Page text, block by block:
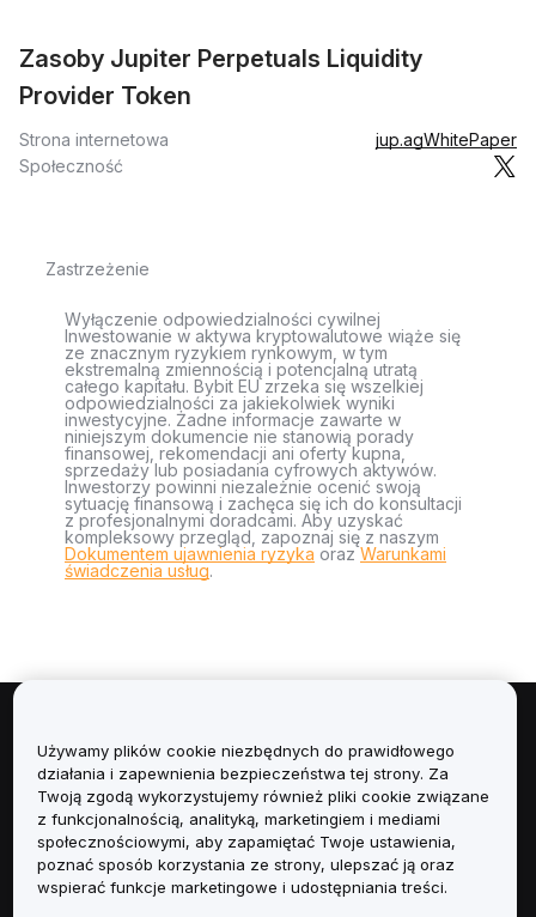
Zasoby Jupiter Perpetuals Liquidity
Provider Token
Strona internetowa jup.agWhitePaper
Społeczność
Zastrzeżenie
Wyłączenie odpowiedzialności cywilnej
Inwestowanie w aktywa kryptowalutowe wiąże się
ze znacznym ryzykiem rynkowym, w tym
ekstremalną zmiennością i potencjalną utratą
całego kapitału. Bybit EU zrzeka się wszelkiej
odpowiedzialności za jakiekolwiek wyniki
inwestycyjne. Żadne informacje zawarte w
niniejszym dokumencie nie stanowią porady
finansowej, rekomendacji ani oferty kupna,
sprzedaży lub posiadania cyfrowych aktywów.
Inwestorzy powinni niezależnie ocenić swoją
sytuację finansową i zachęca się ich do konsultacji
z profesjonalnymi doradcami. Aby uzyskać
kompleksowy przegląd, zapoznaj się z naszym
Dokumentem ujawnienia ryzyka orazWarunkami
świadczenia usług.
Informacje
Usługi
Obsługa Klienta
Używamy plików cookie niezbędnych do prawidłowego
działania i zapewnienia bezpieczeństwa tej strony. Za
Twoją zgodą wykorzystujemy również pliki cookie związane
z funkcjonalnością, analityką, marketingiem i mediami
społecznościowymi, aby zapamiętać Twoje ustawienia,
poznać sposób korzystania ze strony, ulepszać ją oraz
wspierać funkcje marketingowe i udostępniania treści.